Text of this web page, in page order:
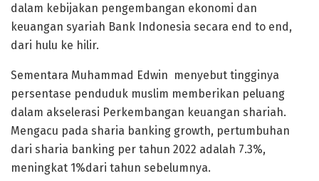
dalam kebijakan pengembangan ekonomi dan
keuangan syariah Bank Indonesia secara end to end,
dari hulu ke hilir.
Sementara Muhammad Edwin menyebut tingginya
persentase penduduk muslim memberikan peluang
dalam akselerasi Perkembangan keuangan shariah.
Mengacu pada sharia banking growth, pertumbuhan
dari sharia banking per tahun 2022 adalah 7.3%,
meningkat 1%dari tahun sebelumnya.